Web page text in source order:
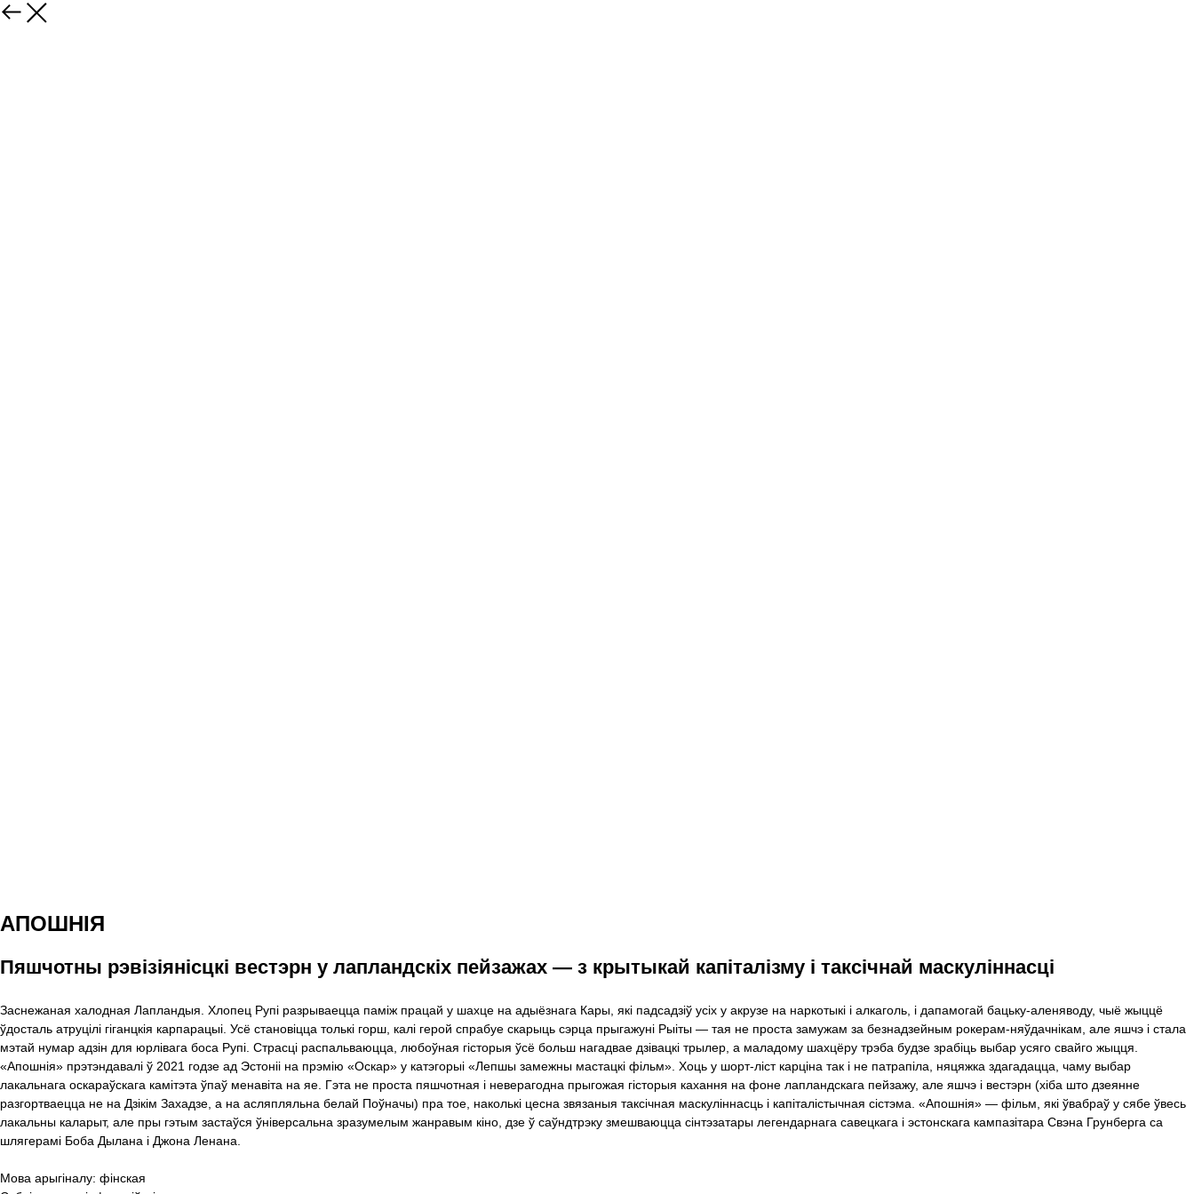
АПОШНІЯ
Пяшчотны рэвізіянісцкi вестэрн у лапландскiх пейзажах — з крытыкай капіталізму і таксічнай маскуліннасці
Заснежаная халодная Лапландыя. Хлопец Рупi разрываецца паміж працай у шахце на адыёзнага Кары, якi падсадзіў усіх у акрузе на наркотыкі і алкаголь, і дапамогай бацьку-аленяводу, чыё жыццё
ўдосталь атруцілі гіганцкія карпарацыі. Усё становіцца толькі горш, калі герой спрабуе скарыць сэрца прыгажуні Рыiты — тая не проста замужам за безнадзейным рокерам-няўдачнікам, але яшчэ і стала
мэтай нумар адзін для юрлівага боса Рупi. Страсці распальваюцца, любоўная гісторыя ўсё больш нагадвае дзівацкі трылер, а маладому шахцёру трэба будзе зрабіць выбар усяго свайго жыцця.
«Апошнія» прэтэндавалi ў 2021 годзе ад Эстоніі на прэмію «Оскар» у катэгорыі «Лепшы замежны мастацкі фільм». Хоць у шорт-ліст карціна так і не патрапіла, няцяжка здагадацца, чаму выбар
лакальнага оскараўскага камітэта ўпаў менавіта на яе. Гэта не проста пяшчотная і неверагодна прыгожая гісторыя кахання на фоне лапландскага пейзажу, але яшчэ і вестэрн (хіба што дзеянне
разгортваецца не на Дзікім Захадзе, а на асляпляльна белай Поўначы) пра тое, наколькі цесна звязаныя таксічная маскуліннасць і капіталістычная сістэма. «Апошнія» — фiльм, якi ўвабраў у сябе ўвесь
лакальны каларыт, але пры гэтым застаўся ўніверсальна зразумелым жанравым кіно, дзе ў саўндтрэку змешваюцца сінтэзатары легендарнага савецкага і эстонскага кампазітара Свэна Грунберга са
шлягерамі Боба Дылана і Джона Ленана.
Мова арыгіналу: фінская